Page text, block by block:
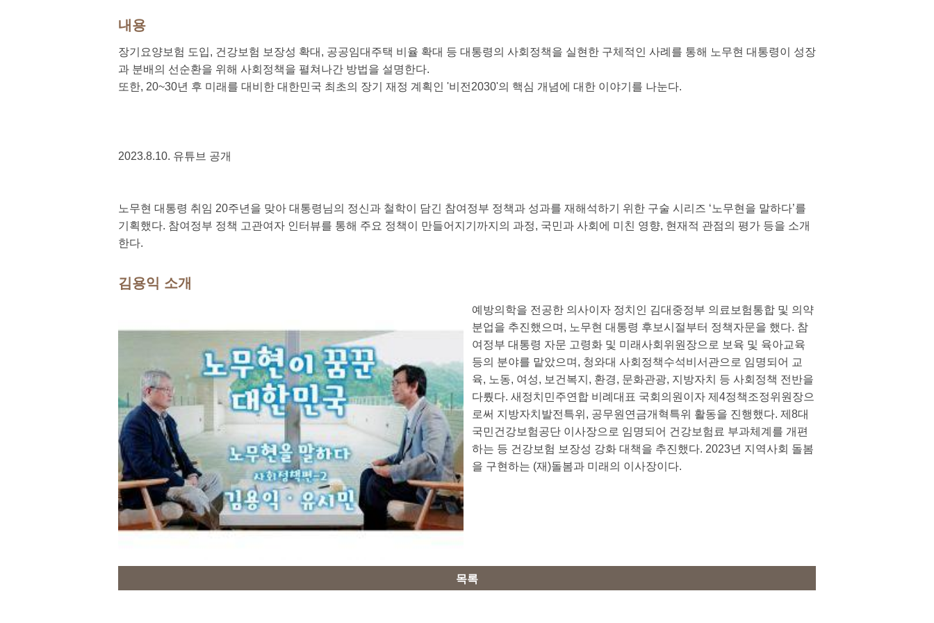
내용
장기요양보험 도입, 건강보험 보장성 확대, 공공임대주택 비율 확대 등 대통령의 사회정책을 실현한 구체적인 사례를 통해 노무현 대통령이 성장
과 분배의 선순환을 위해 사회정책을 펼쳐나간 방법을 설명한다.
또한, 20~30년 후 미래를 대비한 대한민국 최초의 장기 재정 계획인 '비전2030'의 핵심 개념에 대한 이야기를 나눈다.
2023.8.10. 유튜브 공개
노무현 대통령 취임 20주년을 맞아 대통령님의 정신과 철학이 담긴 참여정부 정책과 성과를 재해석하기 위한 구술 시리즈 ‘노무현을 말하다’를
기획했다. 참여정부 정책 고관여자 인터뷰를 통해 주요 정책이 만들어지기까지의 과정, 국민과 사회에 미친 영향, 현재적 관점의 평가 등을 소개
한다.
김용익 소개
예방의학을 전공한 의사이자 정치인 김대중정부 의료보험통합 및 의약
분업을 추진했으며, 노무현 대통령 후보시절부터 정책자문을 했다. 참
여정부 대통령 자문 고령화 및 미래사회위원장으로 보육 및 육아교육
등의 분야를 맡았으며, 청와대 사회정책수석비서관으로 임명되어 교
육, 노동, 여성, 보건복지, 환경, 문화관광, 지방자치 등 사회정책 전반을
다뤘다. 새정치민주연합 비례대표 국회의원이자 제4정책조정위원장으
로써 지방자치발전특위, 공무원연금개혁특위 활동을 진행했다. 제8대
국민건강보험공단 이사장으로 임명되어 건강보험료 부과체계를 개편
하는 등 건강보험 보장성 강화 대책을 추진했다. 2023년 지역사회 돌봄
을 구현하는 (재)돌봄과 미래의 이사장이다.
목록